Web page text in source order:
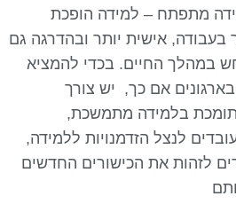
מתפתח – למידה הופכת
אישית יותר ובהדרגה גם
במהלך החיים. בכדי להמציא
אם כך, יש צורך
בלמידה מתמשכת,
לנצל הזדמנויות ללמידה,
לזהות את הכישורים החדשים